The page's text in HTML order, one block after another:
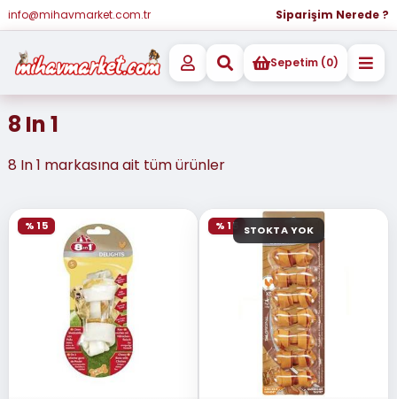
info@mihavmarket.com.tr Siparişim Nerede ?
Sepetim (0)
8 In 1
8 In 1 markasına ait tüm ürünler
% 15 STOKTA YOK
% 15